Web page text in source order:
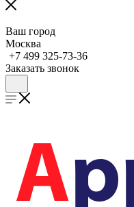
Ваш город
Москва
+7 499 325-73-36
Заказать звонок